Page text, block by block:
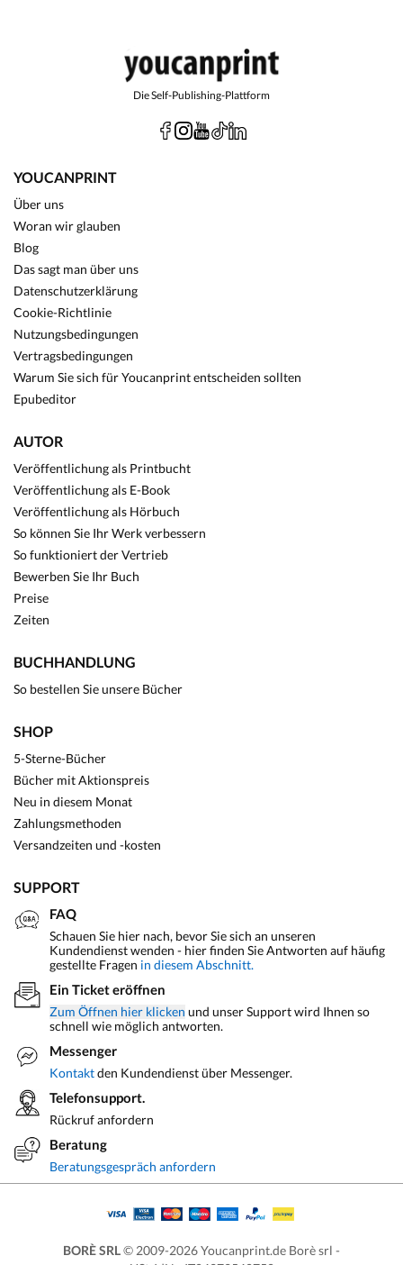
Die Self-Publishing-Plattform
YOUCANPRINT
Über uns
Woran wir glauben
Blog
Das sagt man über uns
Datenschutzerklärung
Cookie-Richtlinie
Nutzungsbedingungen
Vertragsbedingungen
Warum Sie sich für Youcanprint entscheiden sollten
Epubeditor
AUTOR
Veröffentlichung als Printbucht
Veröffentlichung als E-Book
Veröffentlichung als Hörbuch
So können Sie Ihr Werk verbessern
So funktioniert der Vertrieb
Bewerben Sie Ihr Buch
Preise
Zeiten
BUCHHANDLUNG
So bestellen Sie unsere Bücher
SHOP
5-Sterne-Bücher
Bücher mit Aktionspreis
Neu in diesem Monat
Zahlungsmethoden
Versandzeiten und -kosten
SUPPORT
FAQ
Schauen Sie hier nach, bevor Sie sich an unseren
Kundendienst wenden - hier finden Sie Antworten auf häufig
gestellte Fragen in diesem Abschnitt.
Ein Ticket eröffnen
Zum Öffnen hier klicken und unser Support wird Ihnen so
schnell wie möglich antworten.
Messenger
Kontaktden Kundendienst über Messenger.
Telefonsupport.
Rückruf anfordern
Beratung
Beratungsgespräch anfordern
BORÈ SRL© 2009-2026 Youcanprint.de Borè srl -